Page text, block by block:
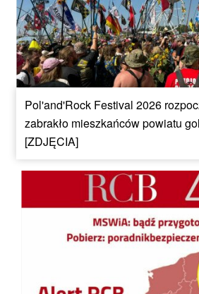
Pol'and'Rock Festival 2026
zabrakło mieszkańców powiatu
[ZDJĘCIA]